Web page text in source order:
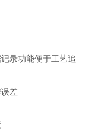
录功能便于工艺追
差